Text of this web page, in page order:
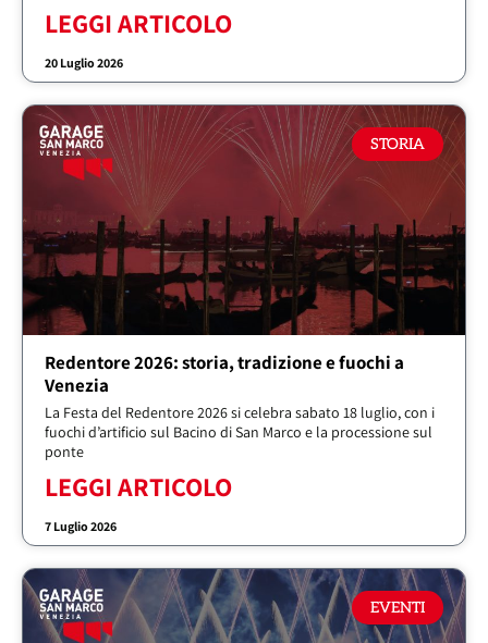
LEGGI ARTICOLO
20 Luglio 2026
STORIA
Redentore 2026: storia, tradizione e fuochi a
Venezia
La Festa del Redentore 2026 si celebra sabato 18 luglio, con i
fuochi d’artificio sul Bacino di San Marco e la processione sul
ponte
LEGGI ARTICOLO
7 Luglio 2026
EVENTI